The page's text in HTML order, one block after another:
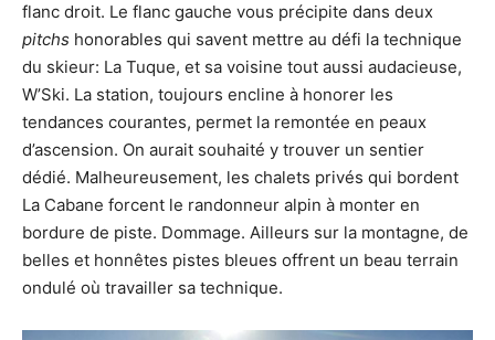
flanc droit. Le flanc gauche vous précipite dans deux
pitchs honorables qui savent mettre au défi la technique
du skieur: La Tuque, et sa voisine tout aussi audacieuse,
W’Ski. La station, toujours encline à honorer les
tendances courantes, permet la remontée en peaux
d’ascension. On aurait souhaité y trouver un sentier
dédié. Malheureusement, les chalets privés qui bordent
La Cabane forcent le randonneur alpin à monter en
bordure de piste. Dommage. Ailleurs sur la montagne, de
belles et honnêtes pistes bleues offrent un beau terrain
ondulé où travailler sa technique.